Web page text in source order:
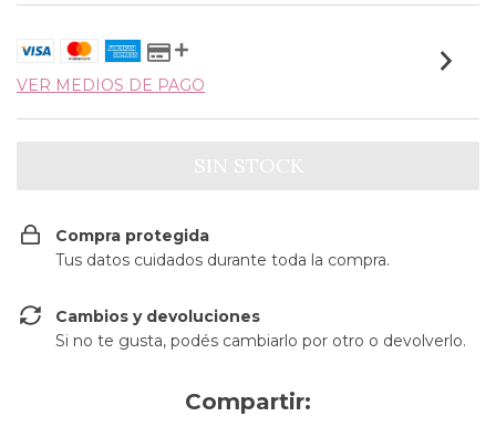
VER MEDIOS DE PAGO
Compra protegida
Tus datos cuidados durante toda la compra.
Cambios y devoluciones
Si no te gusta, podés cambiarlo por otro o devolverlo.
Compartir: